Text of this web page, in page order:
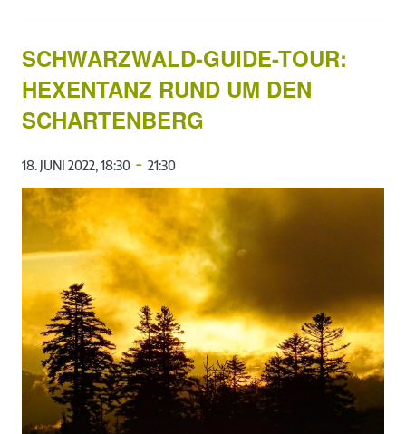
SCHWARZWALD-GUIDE-TOUR:
HEXENTANZ RUND UM DEN
SCHARTENBERG
18. JUNI 2022, 18:30 - 21:30